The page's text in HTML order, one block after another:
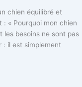
chien équilibré et
« Pourquoi mon chien
les besoins ne sont pas
: il est simplement